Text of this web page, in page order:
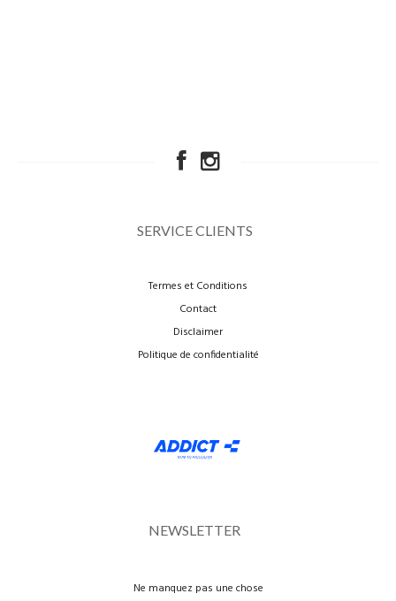
SERVICE CLIENTS
Termes et Conditions
Contact
Disclaimer
Politique de confidentialité
NEWSLETTER
Ne manquez pas une chose